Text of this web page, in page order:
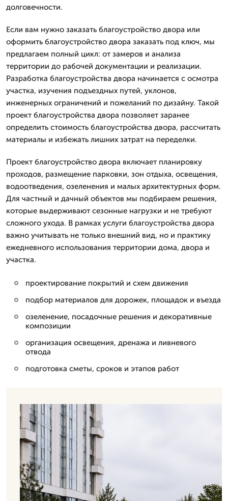
долговечности.
Если вам нужно заказать благоустройство двора или
оформить благоустройство двора заказать под ключ, мы
предлагаем полный цикл: от замеров и анализа
территории до рабочей документации и реализации.
Разработка благоустройства двора начинается с осмотра
участка, изучения подъездных путей, уклонов,
инженерных ограничений и пожеланий по дизайну. Такой
проект благоустройства двора позволяет заранее
определить стоимость благоустройства двора, рассчитать
материалы и избежать лишних затрат на переделки.
Проект благоустройство двора включает планировку
проходов, размещение парковки, зон отдыха, освещения,
водоотведения, озеленения и малых архитектурных форм.
Для частный и дачный объектов мы подбираем решения,
которые выдерживают сезонные нагрузки и не требуют
сложного ухода. В рамках услуги благоустройства двора
важно учитывать не только внешний вид, но и практику
ежедневного использования территории дома, двора и
участка.
проектирование покрытий и схем движения
подбор материалов для дорожек, площадок и въезда
озеленение, посадочные решения и декоративные
композиции
организация освещения, дренажа и ливневого
отвода
подготовка сметы, сроков и этапов работ